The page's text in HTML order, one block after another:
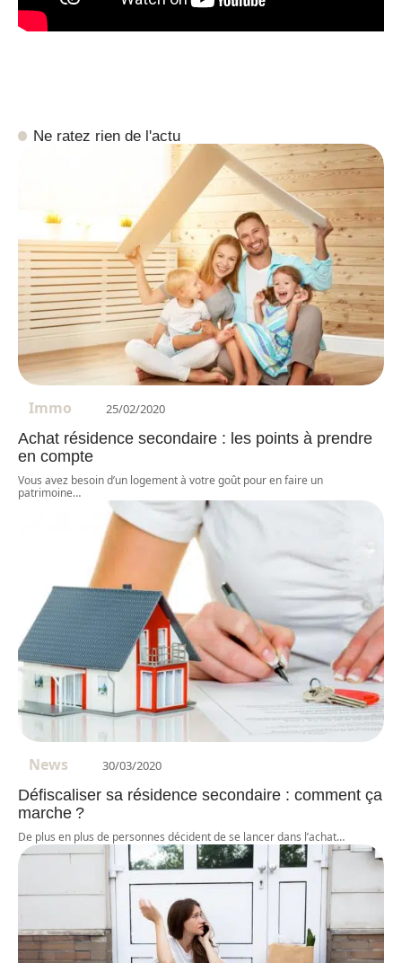
Ne ratez rien de l'actu
Immo 25/02/2020
Achat résidence secondaire : les points à prendre
en compte
Vous avez besoin d’un logement à votre goût pour en faire un
patrimoine…
News 30/03/2020
Défiscaliser sa résidence secondaire : comment ça
marche ?
De plus en plus de personnes décident de se lancer dans l’achat…